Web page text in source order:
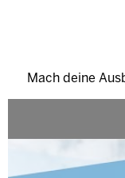
Mach deine